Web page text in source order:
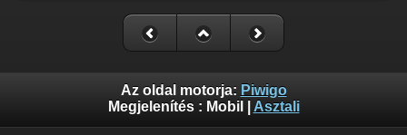
Az oldal motorja: Piwigo
Megjelenítés : Mobil Asztali